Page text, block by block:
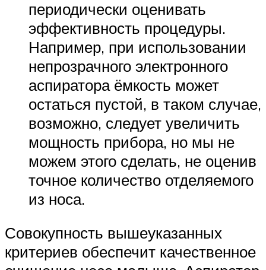
периодически оценивать
эффективность процедуры.
Например, при использовании
непрозрачного электронного
аспиратора ёмкость может
остаться пустой, в таком случае,
возможно, следует увеличить
мощность прибора, но мы не
можем этого сделать, не оценив
точное количество отделяемого
из носа.
Совокупность вышеуказанных
критериев обеспечит качественное